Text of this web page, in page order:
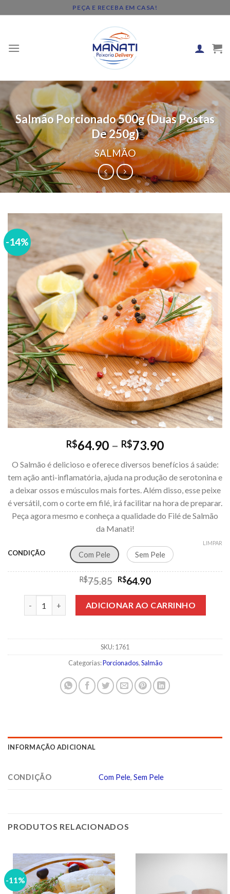
to
PEÇA E RECEBA EM CASA!
Salmão Porcionado 500g (Duas Postas
De 250g)
SALMÃO
-14%
R$64.90 – R$73.90Faixa
preço:
R$64.90
através
R$73.90
O Salmão é delicioso e oferece diversos benefícios á saúde:
tem ação anti-inflamatória, ajuda na produção de serotonina e
a deixar ossos e músculos mais fortes. Além disso, esse peixe
é versátil, com o corte em filé, irá facilitar na hora de preparar.
Peça agora mesmo e conheça a qualidade do Filé de Salmão
da Manati!
CONDIÇÃO Com Pele Sem Pele
LIMPAR
R$75.85 O
era:
R$75.85.
R$64.90O
é:
R$64.90.
ADICIONAR AO CARRINHO
SKU:1761
Categorias:Porcionados,Salmão
INFORMAÇÃO ADICIONAL
CONDIÇÃO Com Pele,Sem Pele
PRODUTOS RELACIONADOS
-11%